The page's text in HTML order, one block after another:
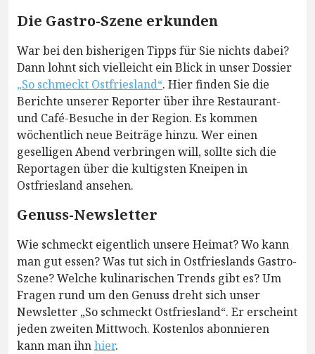
Die Gastro-Szene erkunden
War bei den bisherigen Tipps für Sie nichts dabei?
Dann lohnt sich vielleicht ein Blick in unser Dossier
„So schmeckt Ostfriesland“. Hier finden Sie die
Berichte unserer Reporter über ihre Restaurant-
und Café-Besuche in der Region. Es kommen
wöchentlich neue Beiträge hinzu. Wer einen
geselligen Abend verbringen will, sollte sich die
Reportagen über die kultigsten Kneipen in
Ostfriesland ansehen.
Genuss-Newsletter
Wie schmeckt eigentlich unsere Heimat? Wo kann
man gut essen? Was tut sich in Ostfrieslands Gastro-
Szene? Welche kulinarischen Trends gibt es? Um
Fragen rund um den Genuss dreht sich unser
Newsletter „So schmeckt Ostfriesland“. Er erscheint
jeden zweiten Mittwoch. Kostenlos abonnieren
kann man ihnhier.